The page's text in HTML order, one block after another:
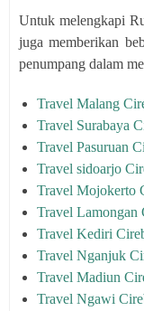
Untuk melengkapi
juga memberikan
penumpang dalam
Travel Malang
Travel Surabaya
Travel Pasuruan
Travel sidoarjo
Travel Mojokerto
Travel Lamongan
Travel Kediri
Travel Nganjuk
Travel Madiun
Travel Ngawi